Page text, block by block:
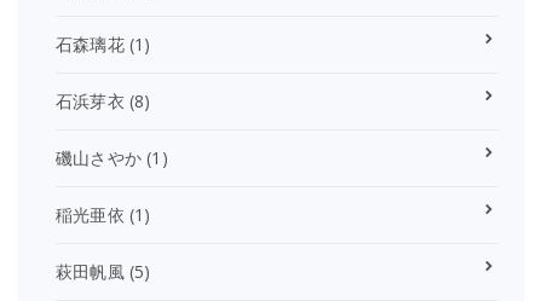
石森璃花(1)
石浜芽衣 (8)
磯山さやか (1)
稲光亜依 (1)
萩田帆風(5)